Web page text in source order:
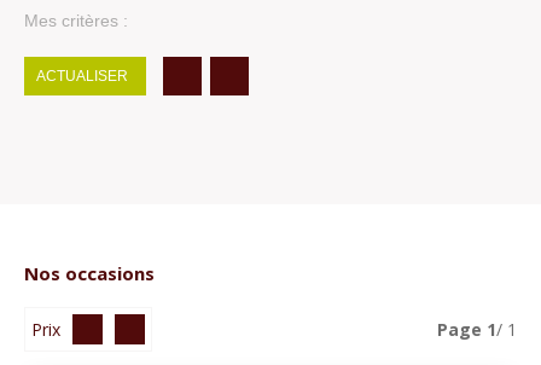
Mes critères :
ACTUALISER
Nos occasions
Prix Page 1/ 1